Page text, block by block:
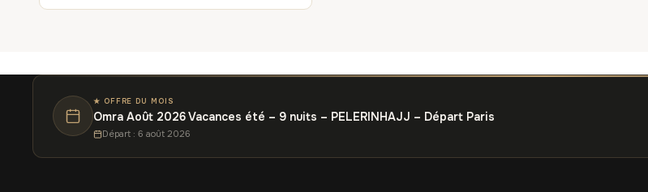
★ OFFRE DU MOIS
Omra Août 2026 Vacances été – 9 nuits – PELERINHAJJ – Départ Paris
Départ : 6 août 2026